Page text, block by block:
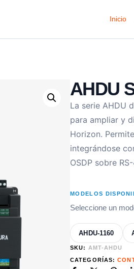
Inicio
AHDU
La serie AHDU
para ampliar y
Horizon.
integrándose
OSDP sobre
MODELOS
Seleccione un
AHDU-1160
SKU:
AMT-AHDU
CATEGORÍAS: